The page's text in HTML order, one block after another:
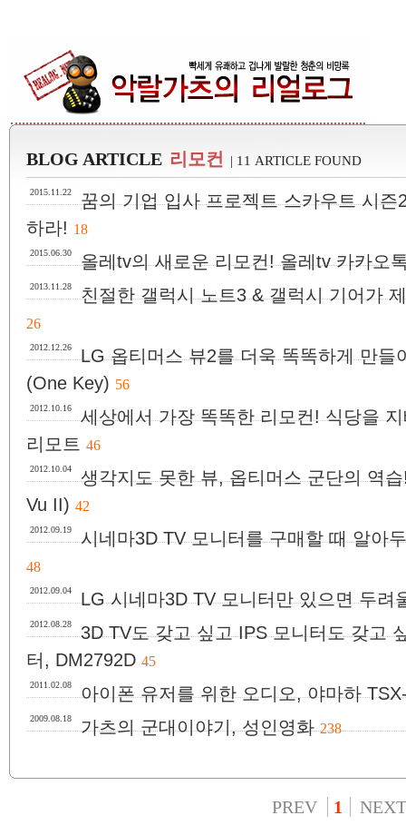
BLOG ARTICLE 리모컨 | 11 ARTICLE FOUND
2015.11.22
꿈의 기업 입사 프로젝트 스카우트 시
하라! 18
2015.06.30 올레tv의 새로운 리모컨! 올레tv 카카오
2013.11.28 친절한 갤럭시 노트3 & 갤럭시 기어가
26
2012.12.26
LG 옵티머스 뷰2를 더욱 똑똑하게 만들
(One Key) 56
2012.10.16
세상에서 가장 똑똑한 리모컨! 식당을
리모트 46
2012.10.04
생각지도 못한 뷰, 옵티머스 군단의 역
Vu II) 42
2012.09.19 시네마3D TV 모니터를 구매할 때 알아
48
2012.09.04 LG 시네마3D TV 모니터만 있으면 두려
2012.08.28
3D TV도 갖고 싶고 IPS 모니터도 갖고
터, DM2792D 45
2011.02.08 아이폰 유저를 위한 오디오, 야마하
2009.08.18 가츠의 군대이야기, 성인영화 238
PREV 1 NEXT